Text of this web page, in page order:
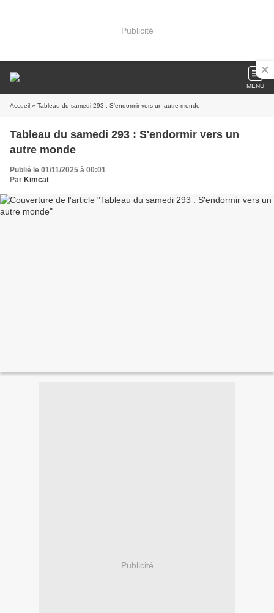
Publicité
MENU
Accueil » Tableau du samedi 293 : S'endormir vers un autre monde
Tableau du samedi 293 : S'endormir vers un
autre monde
Publié le 01/11/2025 à 00:01
Par Kimcat
Publicité